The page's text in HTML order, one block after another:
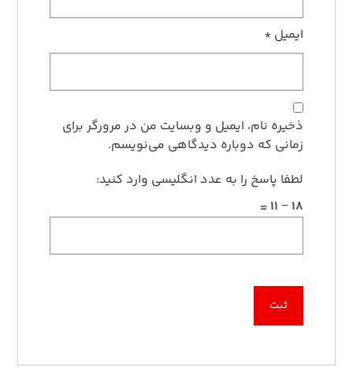
ایمیل *
ذخیره نام، ایمیل و وبسایت من در مرورگر برای
زمانی که دوباره دیدگاهی می‌نویسم.
لطفا پاسخ را به عدد انگلیسی وارد کنید:
18 − 11 =